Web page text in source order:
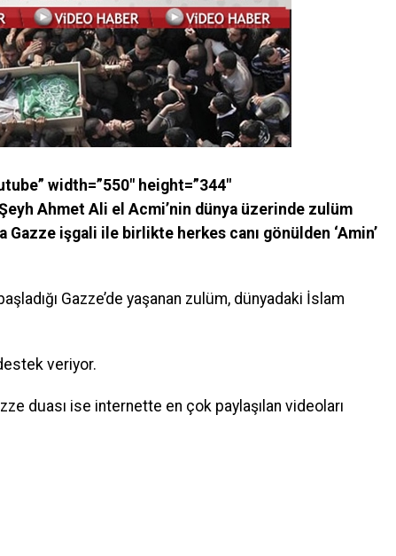
width=”550″ height=”344″
Ahmet Ali el Acmi’nin dünya üzerinde zulüm
Gazze işgali ile birlikte herkes canı gönülden ‘Amin’
Gazze’de yaşanan zulüm, dünyadaki İslam
veriyor.
duası ise internette en çok paylaşılan videoları